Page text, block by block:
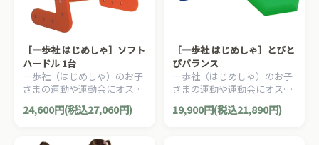
［一歩社 はじめしゃ］ソフト
ハードル 1台
一歩社（はじめしゃ）のお子
さまの運動や運動会にオスス
で安全性の高いEVAスポンジ
24,600円(税込27,060円)
［一歩社 はじめしゃ］とびと
びバランス
一歩社（はじめしゃ）のお子
さまの運動や運動会にオスス
形状のEVAスポンジ製の飛び
19,900円(税込21,890円)